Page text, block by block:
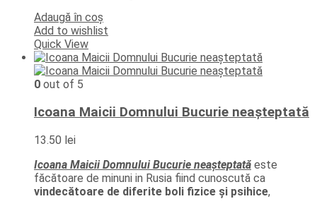
Adaugă în coș
Add to wishlist
Quick View
0 out of 5
Icoana Maicii Domnului Bucurie neașteptată
13.50 lei
Icoana Maicii Domnului Bucurie neașteptată este
făcătoare de minuni in Rusia fiind cunoscută ca
vindecătoare de diferite boli fizice și psihice,